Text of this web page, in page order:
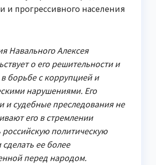
и прогрессивного населения
Навального Алексея
о его решительности и
в борьбе с коррупцией и
нарушениями. Его
и судебные преследования не
его в стремлении
российскую политическую
сделать ее более
перед народом.